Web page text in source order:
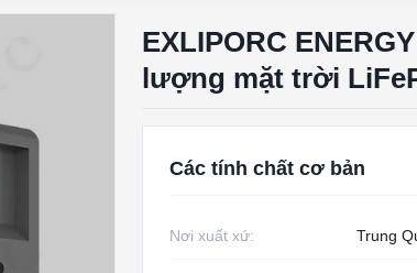
EXLIPORC
lượng mặt trời
Các tính chất cơ bản
Nơi xuất xứ: Trung